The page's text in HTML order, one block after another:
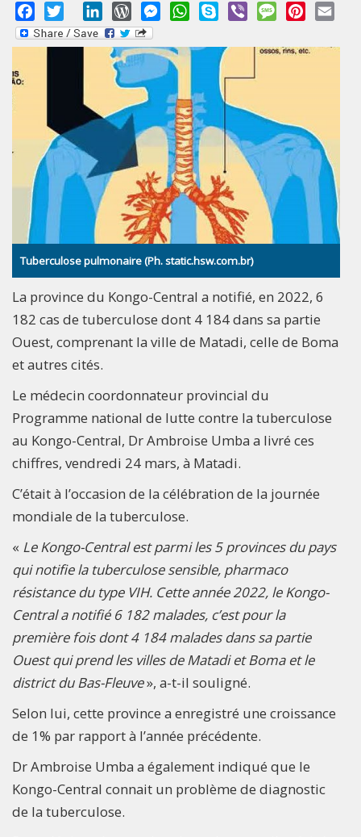
Facebook
Twitter LinkedInWordPressMessengerWhatsApp
Skype Viber MessagePinterest
Tuberculose pulmonaire (Ph. static.hsw.com.br)
La province du Kongo-Central a notifié, en 2022, 6
182 cas de tuberculose dont 4 184 dans sa partie
Ouest, comprenant la ville de Matadi, celle de Boma
et autres cités.
Le médecin coordonnateur provincial du
Programme national de lutte contre la tuberculose
au Kongo-Central, Dr Ambroise Umba a livré ces
chiffres, vendredi 24 mars, à Matadi.
C’était à l’occasion de la célébration de la journée
mondiale de la tuberculose.
« Le Kongo-Central est parmi les 5 provinces du pays
qui notifie la tuberculose sensible, pharmaco
résistance du type VIH. Cette année 2022, le Kongo-
Central a notifié 6 182 malades, c’est pour la
première fois dont 4 184 malades dans sa partie
Ouest qui prend les villes de Matadi et Boma et le
district du Bas-Fleuve», a-t-il souligné.
Selon lui, cette province a enregistré une croissance
de 1% par rapport à l’année précédente.
Dr Ambroise Umba a également indiqué que le
Kongo-Central connait un problème de diagnostic
de la tuberculose.